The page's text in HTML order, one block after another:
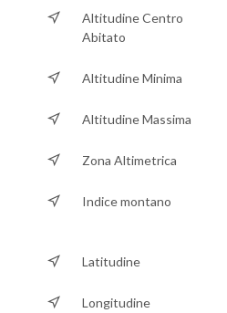
Altitudine Centro
Abitato
Altitudine Minima
Altitudine Massima
Zona Altimetrica
Indice montano
Latitudine
Longitudine